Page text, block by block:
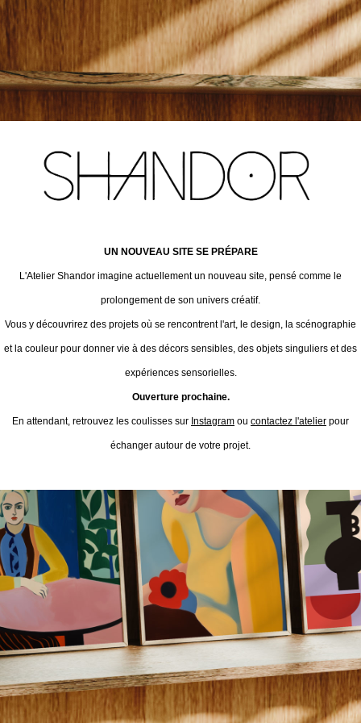
UN NOUVEAU SITE SE PRÉPARE
L'Atelier Shandor imagine actuellement un nouveau site, pensé comme le
prolongement de son univers créatif.
Vous y découvrirez des projets où se rencontrent l'art, le design, la scénographie
et la couleur pour donner vie à des décors sensibles, des objets singuliers et des
expériences sensorielles.
Ouverture prochaine.
En attendant, retrouvez les coulisses sur Instagram ou contactez l'atelier pour
échanger autour de votre projet.